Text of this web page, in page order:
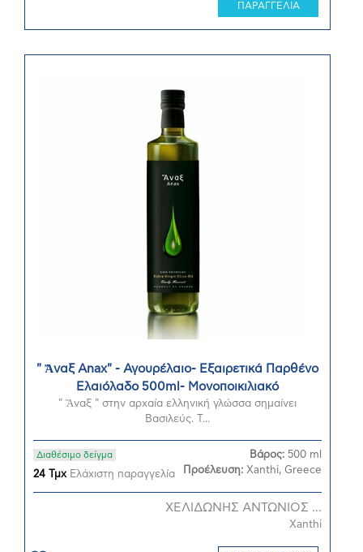
ΠΑΡΑΓΓΕΛΙΑ
" Ἄναξ Anax" - Αγουρέλαιο- Εξαιρετικά Παρθένο
Ελαιόλαδο 500ml- Μονοποικιλιακό
" Ἄναξ " στην αρχαία ελληνική γλώσσα σημαίνει
Βασιλεύς. Τ...
Διαθέσιμο δείγμα
24 ΤμχΕλάχιστη παραγγελία
Βάρος: 500 ml
Προέλευση: Xanthi, Greece
ΧΕΛΙΔΩΝΗΣ ΑΝΤΩΝΙΟΣ ...
Xanthi